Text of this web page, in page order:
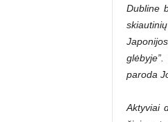
Dubline
paroda
Aktyviai